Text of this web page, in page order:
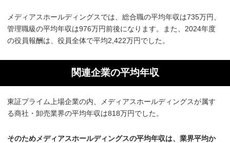
メディアスホールディングスでは、総合職の平均年収は735万円、
管理職級の平均年収は976万円前後になります。また、2024年度
の役員報酬は、役員全体で平均2,422万円でした。
関連企業の平均年収
東証プライム上場企業の内、メディアスホールディングスが属す
る商社・卸売業界の平均年収は818万円でした。
そのためメディアスホールディングスの平均年収は、業界平均か